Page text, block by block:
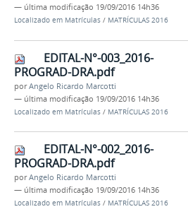
— última modificação 19/09/2016 14h36
Localizado em Matrículas / MATRÍCULAS 2016
EDITAL-N°-003_2016-
PROGRAD-DRA.pdf
porAngelo Ricardo Marcotti
— última modificação 19/09/2016 14h36
Localizado em Matrículas / MATRÍCULAS 2016
EDITAL-N°-002_2016-
PROGRAD-DRA.pdf
porAngelo Ricardo Marcotti
— última modificação 19/09/2016 14h36
Localizado em Matrículas / MATRÍCULAS 2016